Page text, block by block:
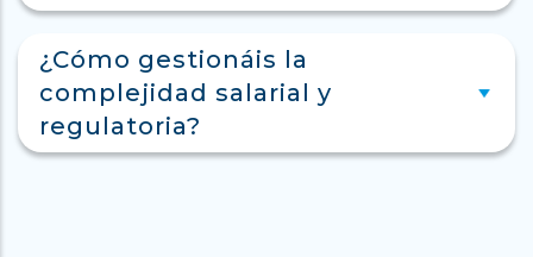
¿Cómo gestionáis la
complejidad salarial y
regulatoria?